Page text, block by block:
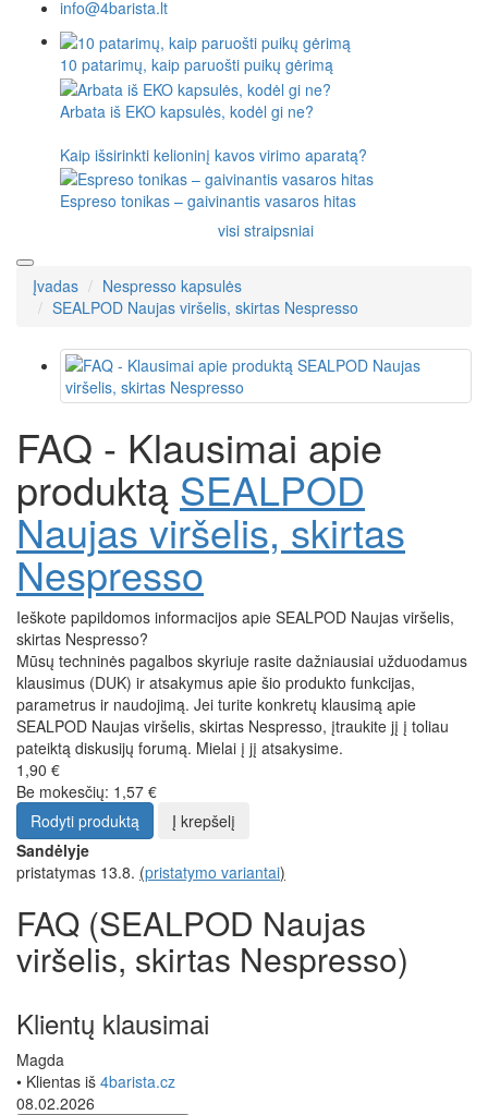
info@4barista.lt
10 patarimų, kaip paruošti puikų gėrimą
Arbata iš EKO kapsulės, kodėl gi ne?
Kaip išsirinkti kelioninį kavos virimo aparatą?
Espreso tonikas – gaivinantis vasaros hitas
visi straipsniai
Įvadas
Nespresso kapsulės
SEALPOD Naujas viršelis, skirtas Nespresso
FAQ - Klausimai apie
produktą SEALPOD
Naujas viršelis, skirtas
Nespresso
Ieškote papildomos informacijos apie SEALPOD Naujas viršelis,
skirtas Nespresso?
Mūsų techninės pagalbos skyriuje rasite dažniausiai užduodamus
klausimus (DUK) ir atsakymus apie šio produkto funkcijas,
parametrus ir naudojimą. Jei turite konkretų klausimą apie
SEALPOD Naujas viršelis, skirtas Nespresso, įtraukite jį į toliau
pateiktą diskusijų forumą. Mielai į jį atsakysime.
1,90 €
Be mokesčių: 1,57 €
Rodyti produktą
Į krepšelį
Sandėlyje
pristatymas 13.8. (pristatymo variantai)
FAQ (SEALPOD Naujas
viršelis, skirtas Nespresso)
Klientų klausimai
Magda
• Klientas iš 4barista.cz
08.02.2026